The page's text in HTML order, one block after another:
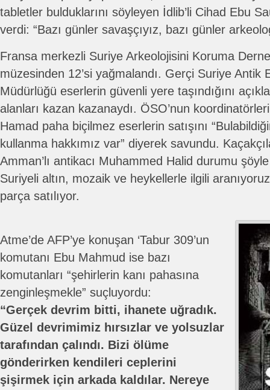
tabletler bulduklarını söyleyen İdlib’li Cihad Ebu
verdi: “Bazı günler savaşçıyız, bazı günler
Fransa merkezli Suriye Arkeolojisini Koruma
müzesinden 12’si yağmalandı. Gerçi Suriye Antik
Müdürlüğü eserlerin güvenli yere taşındığını
alanları kazan kazanaydı. ÖSO’nun
Hamad paha biçilmez eserlerin satışını
kullanma hakkımız var” diyerek savundu.
Amman’lı antikacı Muhammed Halid durumu
Suriyeli altın, mozaik ve heykellerle ilgili
parça satılıyor.
Atme’de AFP’ye konuşan ‘Tabur 309’un
komutanı Ebu Mahmud ise bazı
komutanları “şehirlerin kanı pahasına
zenginleşmekle” suçluyordu:
“Gerçek devrim bitti, ihanete uğradık.
Güzel devrimimiz hırsızlar ve yolsuzlar
tarafından çalındı. Bizi ölüme
gönderirken kendileri ceplerini
şişirmek için arkada kaldılar. Nereye